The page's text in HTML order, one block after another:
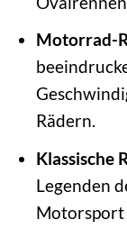
Motorrad-
Rädern.
Klassische
Legenden
Motorsport